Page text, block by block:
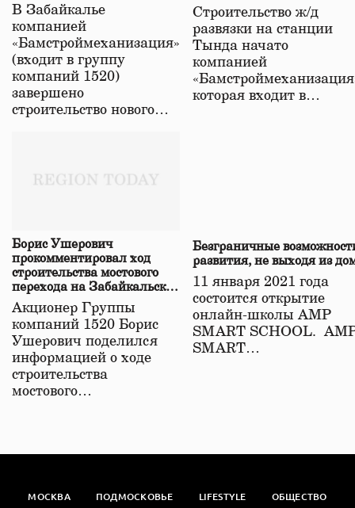
строительстве нового моста
в Забайкалье
В Забайкалье
компанией
«Бамстроймеханизация»
(входит в группу
компаний 1520)
завершено
строительство нового…
Строительство ж/д
развязки на станции
Тында начато
компанией
которая входит в…
Борис Ушерович
прокомментировал ход
строительства мостового
перехода на Забайкальской
железной дороге
Акционер Группы
компаний 1520 Борис
Ушерович поделился
информацией о ходе
строительства
мостового…
Безграничные
развития, не выходя из
11 января 2021 года
состоится открытие
онлайн-школы АМР
SMART SCHOOL.
SMART…
МОСКВА ПОДМОСКОВЬЕ LIFESTYLE ОБЩЕСТВО